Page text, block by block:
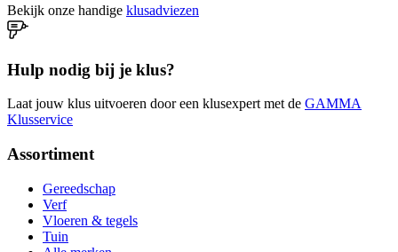
Bekijk onze handige klusadviezen
Hulp nodig bij je klus?
Laat jouw klus uitvoeren door een klusexpert met de GAMMA
Klusservice
Assortiment
Gereedschap
Verf
Vloeren & tegels
Tuin